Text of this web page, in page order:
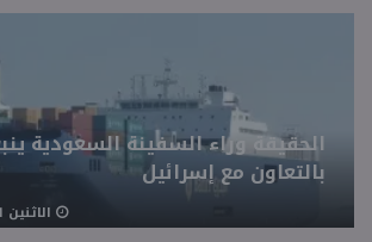
الحقيقة وراء السفينة السعودية
بالتعاون مع إسرائيل
الاثنين 11-08-2025 06:25 مـ